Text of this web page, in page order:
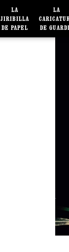
LA
JIRIBILLA
DE PAPEL
LA
DE